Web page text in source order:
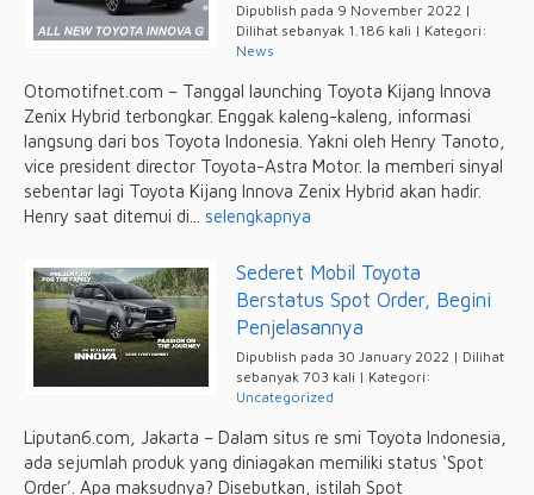
Dipublish pada 9 November 2022 |
Dilihat sebanyak 1.186 kali | Kategori:
News
Otomotifnet.com – Tanggal launching Toyota Kijang Innova
Zenix Hybrid terbongkar. Enggak kaleng-kaleng, informasi
langsung dari bos Toyota Indonesia. Yakni oleh Henry Tanoto,
vice president director Toyota-Astra Motor. Ia memberi sinyal
sebentar lagi Toyota Kijang Innova Zenix Hybrid akan hadir.
Henry saat ditemui di... selengkapnya
Sederet Mobil Toyota
Berstatus Spot Order, Begini
Penjelasannya
Dipublish pada 30 January 2022 | Dilihat
sebanyak 703 kali | Kategori:
Uncategorized
Liputan6.com, Jakarta – Dalam situs re smi Toyota Indonesia,
ada sejumlah produk yang diniagakan memiliki status ‘Spot
Order’. Apa maksudnya? Disebutkan, istilah Spot